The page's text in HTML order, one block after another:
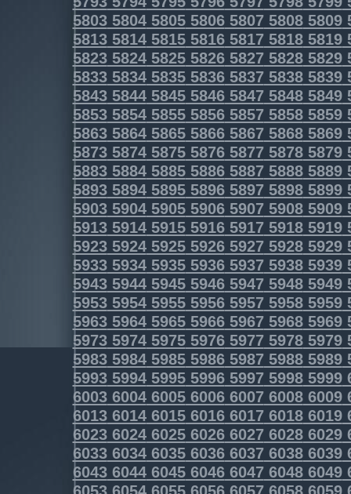
5803580458055806580758085809
5813581458155816581758185819
5823582458255826582758285829
5833583458355836583758385839
5843584458455846584758485849
5853585458555856585758585859
5863586458655866586758685869
5873587458755876587758785879
5883588458855886588758885889
5893589458955896589758985899
5903590459055906590759085909
5913591459155916591759185919
5923592459255926592759285929
5933593459355936593759385939
5943594459455946594759485949
5953595459555956595759585959
5963596459655966596759685969
5973597459755976597759785979
5983598459855986598759885989
5993599459955996599759985999
6003600460056006600760086009
6013601460156016601760186019
6023602460256026602760286029
6033603460356036603760386039
6043604460456046604760486049